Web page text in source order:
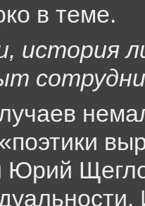
в теме.
история
Юрий